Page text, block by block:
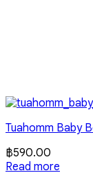
Tuahomm Baby
฿590.00
Read more